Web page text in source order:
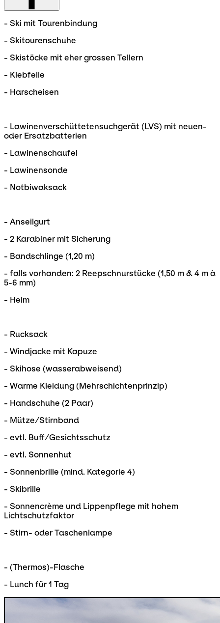
- Ski mit Tourenbindung
- Skitourenschuhe
- Skistöcke mit eher grossen Tellern
- Klebfelle
- Harscheisen
- Lawinenverschüttetensuchgerät (LVS) mit neuen-
oder Ersatzbatterien
- Lawinenschaufel
- Lawinensonde
- Notbiwaksack
- Anseilgurt
- 2 Karabiner mit Sicherung
- Bandschlinge (1,20 m)
- falls vorhanden: 2 Reepschnurstücke (1,50 m & 4 m à
5-6 mm)
- Helm
- Rucksack
- Windjacke mit Kapuze
- Skihose (wasserabweisend)
- Warme Kleidung (Mehrschichtenprinzip)
- Handschuhe (2 Paar)
- Mütze/Stirnband
- evtl. Buff/Gesichtsschutz
- evtl. Sonnenhut
- Sonnenbrille (mind. Kategorie 4)
- Skibrille
- Sonnencrème und Lippenpflege mit hohem
Lichtschutzfaktor
- Stirn- oder Taschenlampe
- (Thermos)-Flasche
- Lunch für 1 Tag